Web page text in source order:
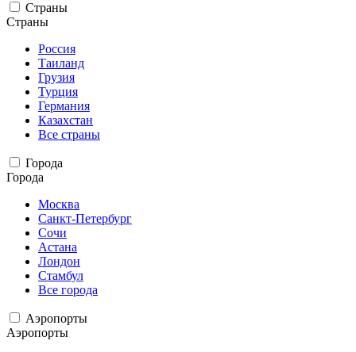
Страны
Страны
Россия
Таиланд
Грузия
Турция
Германия
Казахстан
Все страны
Города
Города
Москва
Санкт-Петербург
Сочи
Астана
Лондон
Стамбул
Все города
Аэропорты
Аэропорты